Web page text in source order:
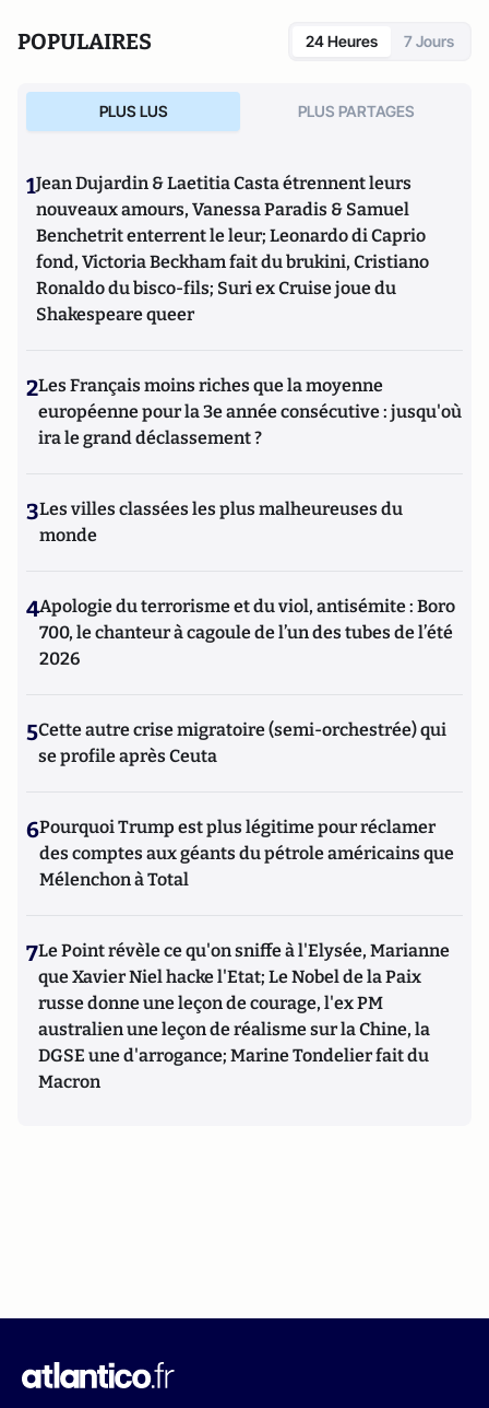
POPULAIRES 24 Heures 7 Jours
PLUS LUS PLUS PARTAGES
1Jean Dujardin & Laetitia Casta étrennent leurs
nouveaux amours, Vanessa Paradis & Samuel
Benchetrit enterrent le leur; Leonardo di Caprio
fond, Victoria Beckham fait du brukini, Cristiano
Ronaldo du bisco-fils; Suri ex Cruise joue du
Shakespeare queer
2Les Français moins riches que la moyenne
européenne pour la 3e année consécutive : jusqu'où
ira le grand déclassement ?
3Les villes classées les plus malheureuses du
monde
4Apologie du terrorisme et du viol, antisémite : Boro
700, le chanteur à cagoule de l’un des tubes de l’été
2026
5Cette autre crise migratoire (semi-orchestrée) qui
se profile après Ceuta
6Pourquoi Trump est plus légitime pour réclamer
des comptes aux géants du pétrole américains que
Mélenchon à Total
7Le Point révèle ce qu'on sniffe à l'Elysée, Marianne
que Xavier Niel hacke l'Etat; Le Nobel de la Paix
russe donne une leçon de courage, l'ex PM
australien une leçon de réalisme sur la Chine, la
DGSE une d'arrogance; Marine Tondelier fait du
Macron